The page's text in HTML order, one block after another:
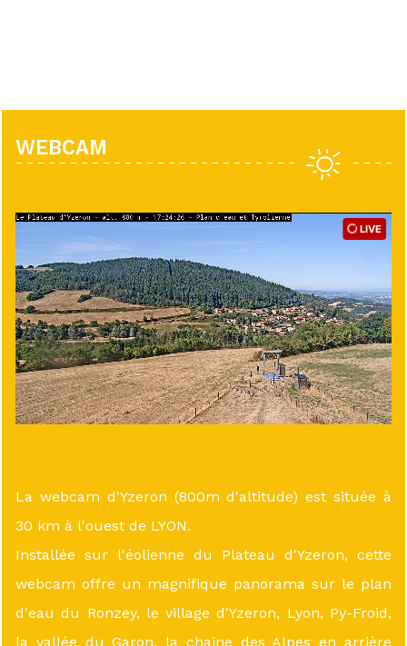
WEBCAM
La webcam d'Yzeron (800m d'altitude) est située à
30 km à l'ouest de LYON.
Installée sur l'éolienne du Plateau d'Yzeron, cette
webcam offre un magnifique panorama sur le plan
d'eau du Ronzey, le village d'Yzeron, Lyon, Py-Froid,
la vallée du Garon, la chaine des Alpes en arrière